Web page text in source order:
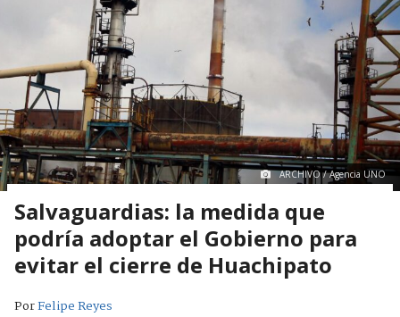
ARCHIVO / Agencia UNO
Salvaguardias: la medida que
podría adoptar el Gobierno para
evitar el cierre de Huachipato
PorFelipe Reyes